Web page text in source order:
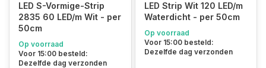
LED S-Vormige-Strip
2835 60 LED/m Wit - per
50cm
Op voorraad
Voor 15:00 besteld:
Dezelfde dag verzonden
LED Strip Wit 120 LED/m
Waterdicht - per 50cm
Op voorraad
Voor 15:00 besteld:
Dezelfde dag verzonden